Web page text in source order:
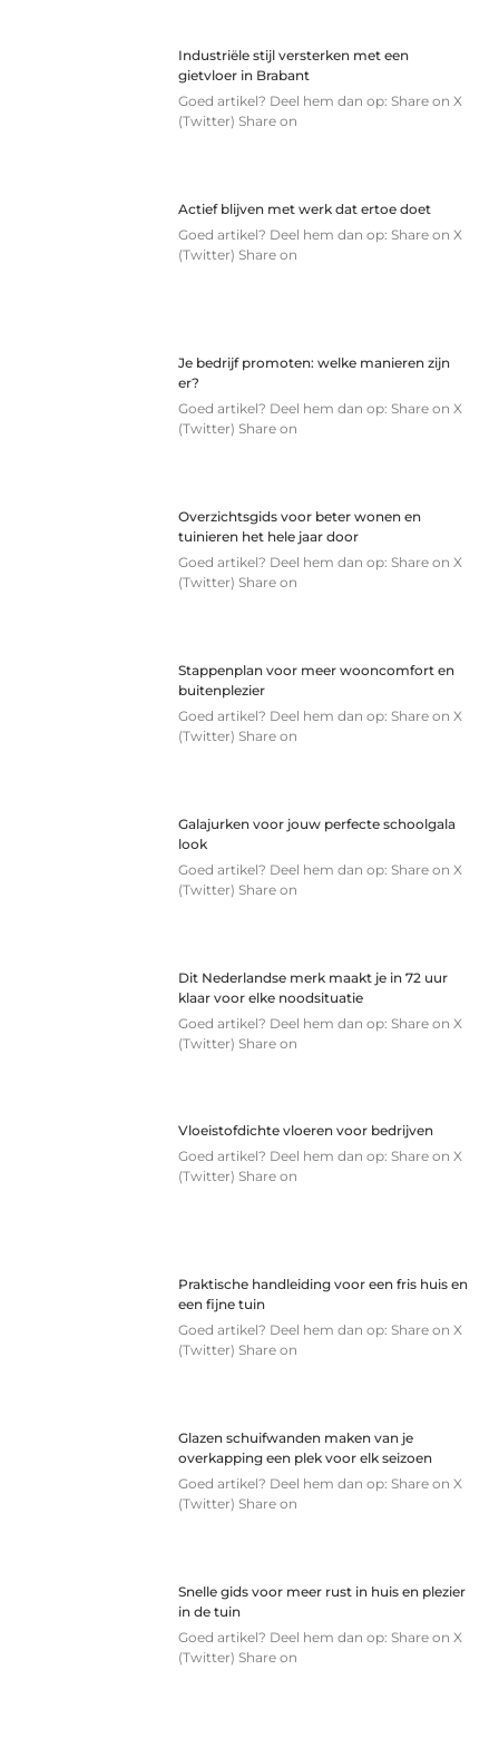
Industriële stijl versterken met een
gietvloer in Brabant
Goed artikel? Deel hem dan op: Share on X
(Twitter) Share on
Actief blijven met werk dat ertoe doet
Goed artikel? Deel hem dan op: Share on X
(Twitter) Share on
Je bedrijf promoten: welke manieren zijn
er?
Goed artikel? Deel hem dan op: Share on X
(Twitter) Share on
Overzichtsgids voor beter wonen en
tuinieren het hele jaar door
Goed artikel? Deel hem dan op: Share on X
(Twitter) Share on
Stappenplan voor meer wooncomfort en
buitenplezier
Goed artikel? Deel hem dan op: Share on X
(Twitter) Share on
Galajurken voor jouw perfecte schoolgala
look
Goed artikel? Deel hem dan op: Share on X
(Twitter) Share on
Dit Nederlandse merk maakt je in 72 uur
klaar voor elke noodsituatie
Goed artikel? Deel hem dan op: Share on X
(Twitter) Share on
Vloeistofdichte vloeren voor bedrijven
Goed artikel? Deel hem dan op: Share on X
(Twitter) Share on
Praktische handleiding voor een fris huis en
een fijne tuin
Goed artikel? Deel hem dan op: Share on X
(Twitter) Share on
Glazen schuifwanden maken van je
overkapping een plek voor elk seizoen
Goed artikel? Deel hem dan op: Share on X
(Twitter) Share on
Snelle gids voor meer rust in huis en plezier
in de tuin
Goed artikel? Deel hem dan op: Share on X
(Twitter) Share on